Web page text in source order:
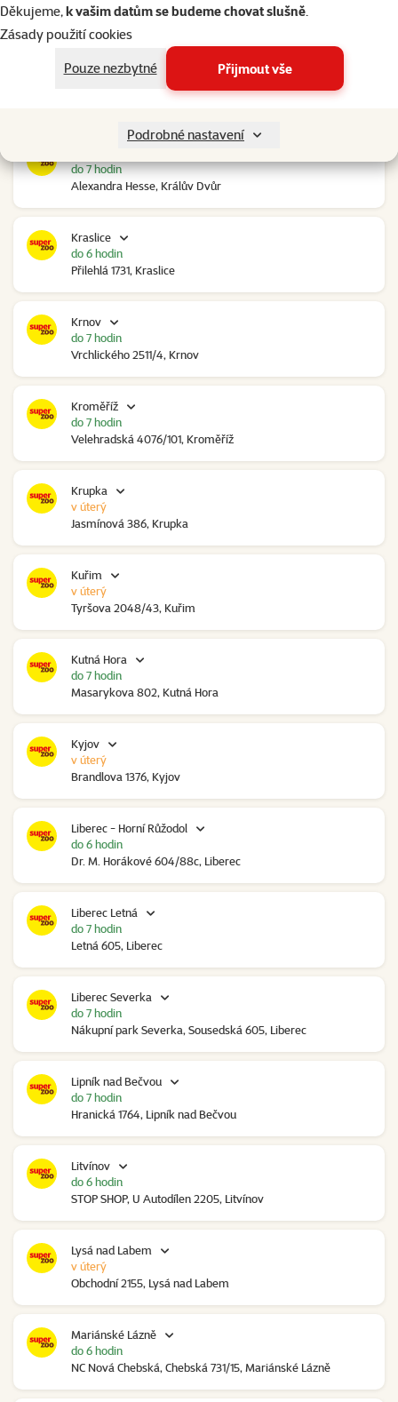
Děkujeme,k vašim datům se budeme chovat slušně.
Zásady použití cookies
Pouze nezbytné
Přijmout vše
Podrobné nastavení
Ovčáry 304, Ovčáry
Kozomín
Alexandra Hesse, Králův Dvůr
do 7 hodin
Kraslice
Přilehlá 1731, Kraslice
do 6 hodin
Krnov
Vrchlického 2511/4, Krnov
do 7 hodin
Kroměříž
Velehradská 4076/101, Kroměříž
do 7 hodin
Krupka
Jasmínová 386, Krupka
v úterý
Kuřim
Tyršova 2048/43, Kuřim
v úterý
Kutná Hora
Masarykova 802, Kutná Hora
do 7 hodin
Kyjov
Brandlova 1376, Kyjov
v úterý
Liberec - Horní Růžodol
Dr. M. Horákové 604/88c, Liberec
do 6 hodin
Liberec Letná
Letná 605, Liberec
do 7 hodin
Liberec Severka
Nákupní park Severka, Sousedská 605, Liberec
do 7 hodin
Lipník nad Bečvou
Hranická 1764, Lipník nad Bečvou
do 7 hodin
Litvínov
STOP SHOP, U Autodílen 2205, Litvínov
do 6 hodin
Lysá nad Labem
Obchodní 2155, Lysá nad Labem
v úterý
Mariánské Lázně
NC Nová Chebská, Chebská 731/15, Mariánské Lázně
do 6 hodin